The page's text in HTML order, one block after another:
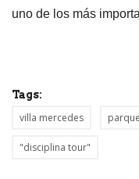
uno de los más
Tags:
villa mercedes
"disciplina tour"